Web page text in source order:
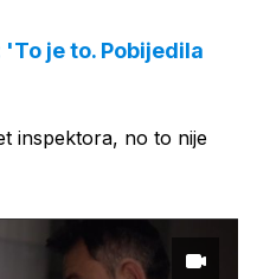
je to. Pobijedila
inspektora, no to nije